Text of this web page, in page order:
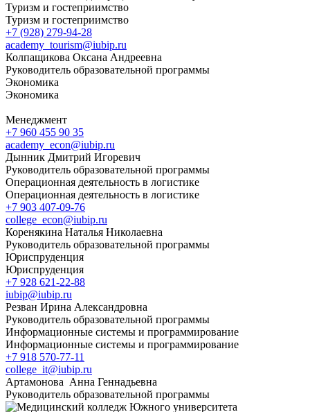
Туризм и гостеприимство
Туризм и гостеприимство
+7 (928) 279-94-28
academy_tourism@iubip.ru
Колпащикова Оксана Андреевна
Руководитель образовательной программы
Экономика
Экономика
Менеджмент
+7 960 455 90 35
academy_econ@iubip.ru
Дынник Дмитрий Игоревич
Руководитель образовательной программы
Операционная деятельность в логистике
Операционная деятельность в логистике
+7 903 407-09-76
college_econ@iubip.ru
Коренякина Наталья Николаевна
Руководитель образовательной программы
Юриспруденция
Юриспруденция
+7 928 621-22-88
iubip@iubip.ru
Резван Ирина Александровна
Руководитель образовательной программы
Информационные системы и программирование
Информационные системы и программирование
+7 918 570-77-11
college_it@iubip.ru
Артамонова Анна Геннадьевна
Руководитель образовательной программы